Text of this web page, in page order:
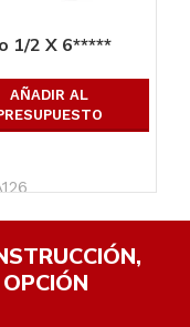
1/2 X 6*****
AÑADIR AL